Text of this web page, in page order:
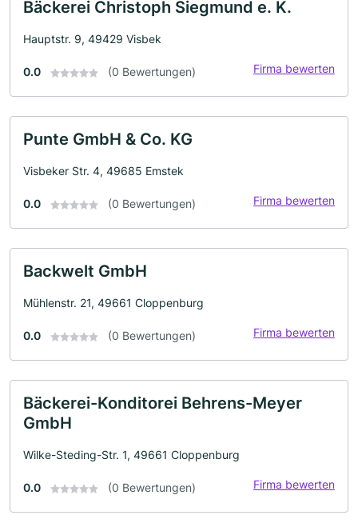
Bäckerei Christoph Siegmund e. K.
Hauptstr. 9, 49429 Visbek
0.0 (0 Bewertungen) Firma bewerten
Punte GmbH & Co. KG
Visbeker Str. 4, 49685 Emstek
0.0 (0 Bewertungen) Firma bewerten
Backwelt GmbH
Mühlenstr. 21, 49661 Cloppenburg
0.0 (0 Bewertungen) Firma bewerten
Bäckerei-Konditorei Behrens-Meyer
GmbH
Wilke-Steding-Str. 1, 49661 Cloppenburg
0.0 (0 Bewertungen) Firma bewerten